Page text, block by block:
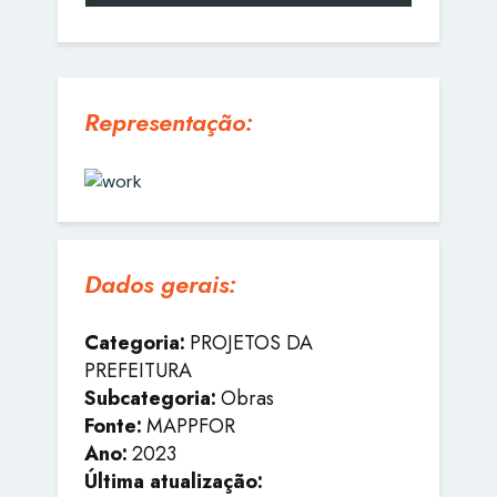
Representação:
Dados gerais:
Categoria: PROJETOS DA
PREFEITURA
Subcategoria:Obras
Fonte:MAPPFOR
Ano:2023
Última atualização: